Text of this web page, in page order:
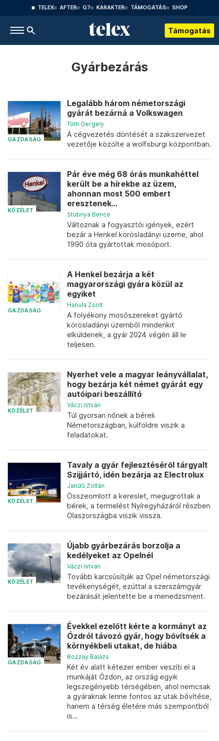
TELEX AFTER G7 KARAKTER TÁMOGATÁS SHOP
Támogatás
Gyárbezárás
GAZDASÁG
Legalább három németországi
gyárát bezárná a Volkswagen
Tóth Gergely
A cégvezetés döntését a szakszervezet
vezetője közölte a wolfsburgi központban.
KÖZÉLET
Pár éve még 68 órás munkahéttel
került be a hírekbe az üzem,
ahonnan most 500 embert
eresztenek...
Stubnya Bence
Változnak a fogyasztói igények, ezért
bezár a Henkel körösladányi üzeme, ahol
1990 óta gyártottak mosóport.
GAZDASÁG
A Henkel bezárja a két
magyarországi gyára közül az
egyiket
Hanula Zsolt
A folyékony mosószereket gyártó
körösladányi üzemből mindenkit
elküldenek, a gyár 2024 végén áll le
teljesen.
KÖZÉLET
Nyerhet vele a magyar leányvállalat,
hogy bezárja két német gyárát egy
autóipari beszállító
Váczi István
Túl gyorsan nőnek a bérek
Németországban, külföldre viszik a
feladatokat.
KÖZÉLET
Tavaly a gyár fejlesztéséről tárgyalt
Szijjártó, idén bezárja az Electrolux
Jandó Zoltán
Összeomlott a kereslet, megugrottak a
bérek, a termelést Nyíregyházáról részben
Olaszországba viszik vissza.
KÖZÉLET
Újabb gyárbezárás borzolja a
kedélyeket az Opelnél
Váczi István
Tovább karcsúsítják az Opel németországi
tevékenységét, ezúttal a szerszámgyár
bezárását jelentette be a menedzsment.
GAZDASÁG
Évekkel ezelőtt kérte a kormányt az
Ózdról távozó gyár, hogy bővítsék a
környékbeli utakat, de hiába
Bozzay Balázs
Két év alatt kétezer ember veszíti el a
munkáját Ózdon, az ország egyik
legszegényebb térségében, ahol nemcsak
a gyáraknak lenne fontos az utak bővítése,
hanem a térség életére más szempontból
is...